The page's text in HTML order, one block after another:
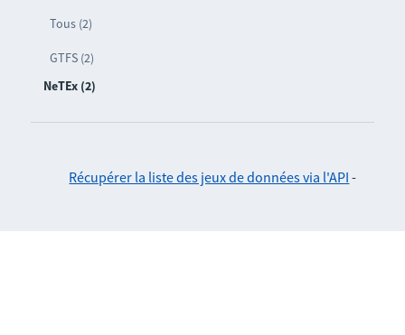
Tous (2)
GTFS (2)
NeTEx (2)
Récupérer la liste des jeux de données via l'API -